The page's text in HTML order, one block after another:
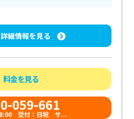
細情報を見る
料金を見る
059-661
受付：日祝 サ...